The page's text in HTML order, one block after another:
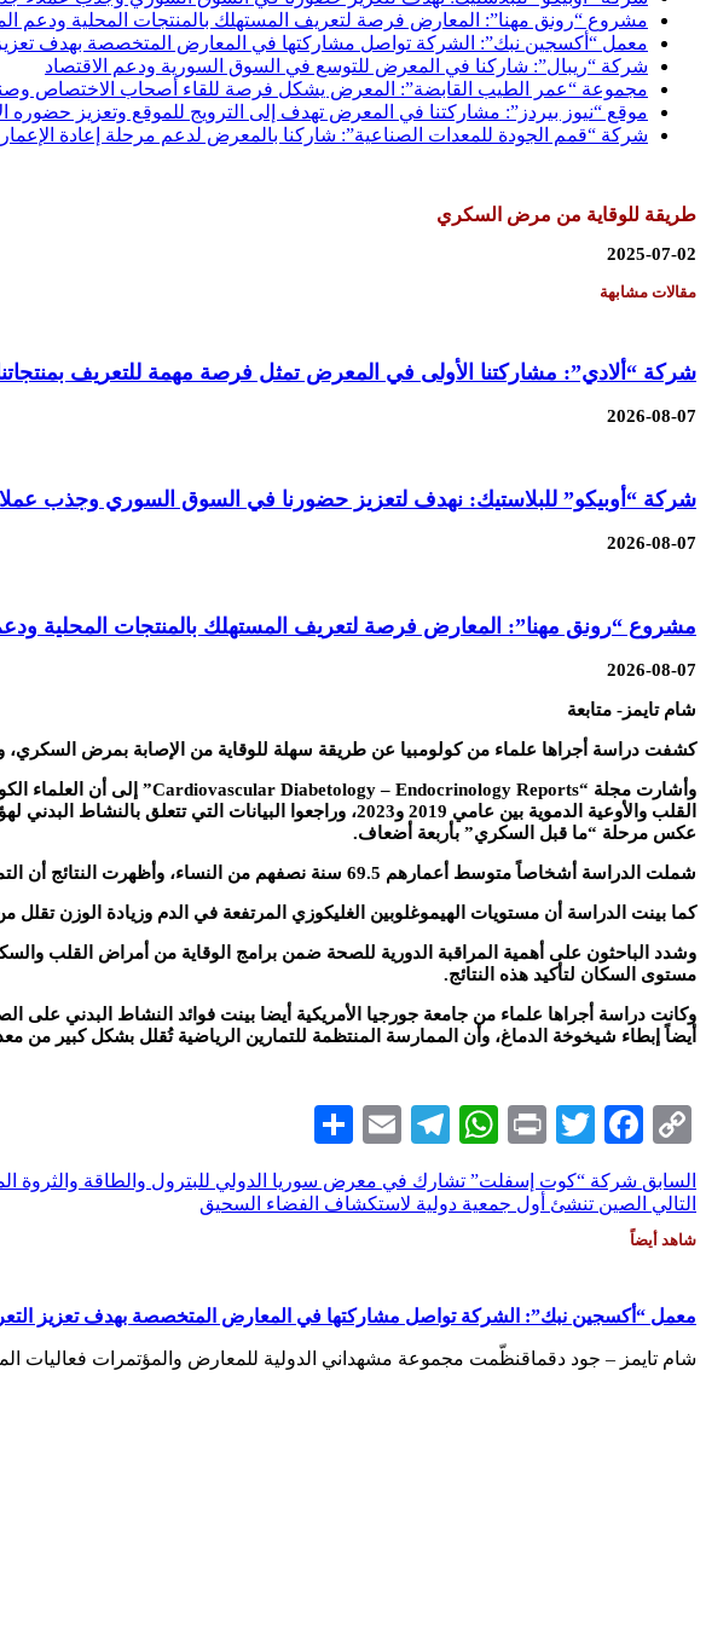
مشروع “رونق مهنا”: المعارض فرصة لتعريف المستهلك بالمنتجات المحلية ودعم
معمل “أكسجين نبك”: الشركة تواصل مشاركتها في المعارض المتخصصة بهدف تعزيز
شركة “ريبال”: شاركنا في المعرض للتوسع في السوق السورية ودعم الاقتصاد
مجموعة “عمر الطيب القابضة”: المعرض يشكل فرصة للقاء أصحاب الاختصاص
موقع “نيوز بيردز”: مشاركتنا في المعرض تهدف إلى الترويج للموقع وتعزيز حضوره
شركة “قمم الجودة للمعدات الصناعية”: شاركنا بالمعرض لدعم مرحلة إعادة
طريقة للوقاية من مرض السكري
2025-07-02
مقالات مشابهة
شركة “ألادي”: مشاركتنا الأولى في المعرض تمثل فرصة مهمة للتعريف بمنتجاتنا
2026-08-07
شركة “أوبيكو” للبلاستيك: نهدف لتعزيز حضورنا في السوق السوري وجذب
2026-08-07
مشروع “رونق مهنا”: المعارض فرصة لتعريف المستهلك بالمنتجات المحلية
2026-08-07
شام تايمز- متابعة
كشفت دراسة أجراها علماء من كولومبيا عن طريقة سهلة للوقاية من الإصابة بمرض السكري،
عكس مرحلة “ما قبل السكري” بأربعة أضعاف.
شملت الدراسة أشخاصاً متوسط أعمارهم 69.5 سنة نصفهم من النساء، وأظهرت النتائج أن التمارين المنتظمة كانت العامل الأكثر فاعلية في تحسين الحالة الصحية والوقاية من مرض السكري.
كما بينت الدراسة أن مستويات الهيموغلوبين الغليكوزي المرتفعة في الدم وزيادة الوزن
وشدد الباحثون على أهمية المراقبة الدورية للصحة ضمن برامج الوقاية من أمراض القلب
مستوى السكان لتأكيد هذه النتائج.
وكانت دراسة أجراها علماء من جامعة جورجيا الأمريكية أيضا بينت فوائد النشاط
أيضاً إبطاء شيخوخة الدماغ، وأن الممارسة المنتظمة للتمارين الرياضية تُقلل بشكل كبير من
Copy
Link
Facebook
Twitter
Print
WhatsApp
Telegram
Email
السابق شركة “كوت إسفلت” تشارك في معرض سوريا الدولي للبترول والطاقة والثروة
التالي الصين تنشئ أول جمعية دولية لاستكشاف الفضاء السحيق
شاهد أيضاً
معمل “أكسجين نبك”: الشركة تواصل مشاركتها في المعارض المتخصصة بهدف تعزيز
شام تايمز – جود دقماقنظّمت مجموعة مشهداني الدولية للمعارض والمؤتمرات فعاليات